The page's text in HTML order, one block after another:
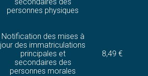
personnes physiques
Notification des mises à
jour des immatriculations
principales et
secondaires des
personnes morales
8,49 €